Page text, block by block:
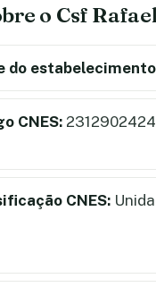
o Csf
do
CNES:
CNES: